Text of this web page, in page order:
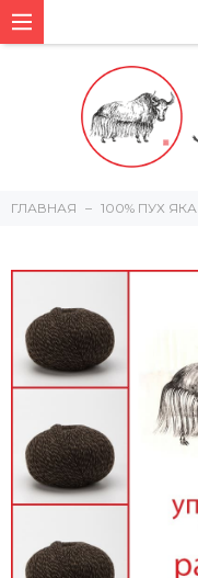
ГЛАВНАЯ 100% ПУХ ЯКА